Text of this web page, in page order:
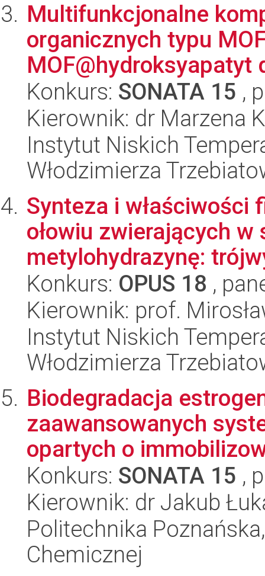
Multifunkcjonalne
organicznych typu
Konkurs: SONATA 15 ,
Kierownik: dr Marzena
Instytut Niskich
Włodzimierza
Synteza i właściwości
ołowiu zwierających
metylohydrazynę:
Konkurs: OPUS 18 ,
Kierownik: prof.
Instytut Niskich
Włodzimierza
Biodegradacja
zaawansowanych
opartych o
Konkurs: SONATA 15 ,
Kierownik: dr Jakub
Politechnika
Chemicznej